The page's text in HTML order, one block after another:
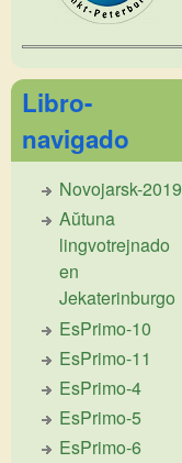
Libro-
navigado
Novojarsk-2019
Aŭtuna
lingvotrejnado
en
Jekaterinburgo
EsPrimo-10
EsPrimo-11
EsPrimo-4
EsPrimo-5
EsPrimo-6